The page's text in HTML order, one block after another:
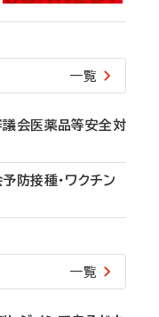
一覧
会医薬品等安全対
防接種・ワクチン
一覧